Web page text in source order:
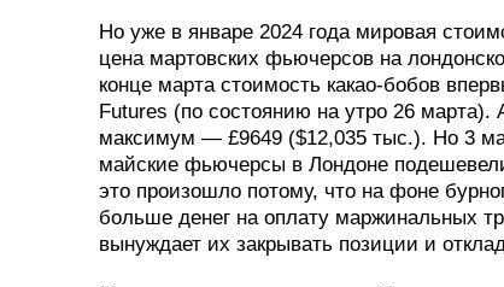
Но уже в январе 2024 года мировая
цена мартовских фьючерсов на
конце марта стоимость какао-бобов
Futures (по состоянию на утро 26
максимум — £9649 ($12,035 тыс.). Но 3
майские фьючерсы в Лондоне
это произошло потому, что на фоне
больше денег на оплату маржинальных
вынуждает их закрывать позиции и